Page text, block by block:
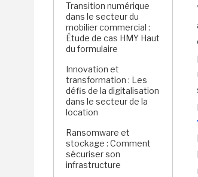
Transition numérique
dans le secteur du
mobilier commercial :
Étude de cas HMY Haut
du formulaire
Innovation et
transformation : Les
défis de la digitalisation
dans le secteur de la
location
Ransomware et
stockage : Comment
sécuriser son
infrastructure